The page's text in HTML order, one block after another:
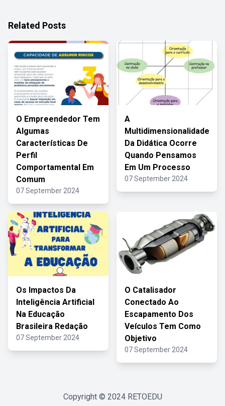
Related Posts
O Empreendedor Tem
Algumas
Características De
Perfil
Comportamental Em
Comum
07 September 2024
A
Multidimensionalidade
Da Didática Ocorre
Quando Pensamos
Em Um Processo
07 September 2024
Os Impactos Da
Inteligência Artificial
Na Educação
Brasileira Redação
07 September 2024
O Catalisador
Conectado Ao
Escapamento Dos
Veículos Tem Como
Objetivo
07 September 2024
Copyright © 2024 RETOEDU